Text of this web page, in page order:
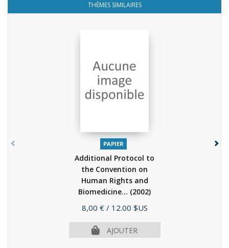
THÈMES SIMILAIRES
PAPIER
Additional Protocol to
the Convention on
Human Rights and
Biomedicine... (2002)
Prix
8,00 € / 12.00 $US
AJOUTER